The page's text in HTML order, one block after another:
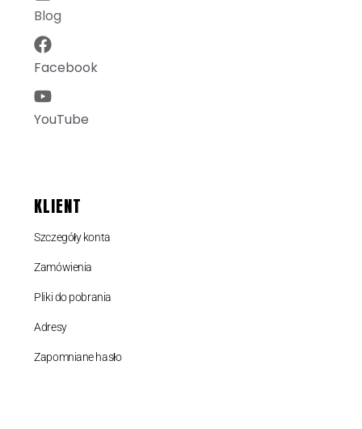
Blog
Facebook
YouTube
KLIENT
Szczegóły konta
Zamówienia
Pliki do pobrania
Adresy
Zapomniane hasło